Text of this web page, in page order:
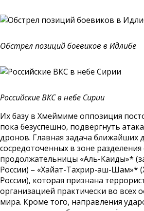
Обстрел позиций боевиков в Идлибе
Российские ВКС в небе Сирии
Их базу в Хмеймиме оппозиция
пока безуспешно, подвергнуть
дронов. Главная задача ближайших
сосредоточенных в зоне
продолжательницы «Аль-Каиды»*
России) – «Хайат-Тахрир-аш-Шам»*
России), которая признана
организацией практически во всех
мира. Кроме того, направления